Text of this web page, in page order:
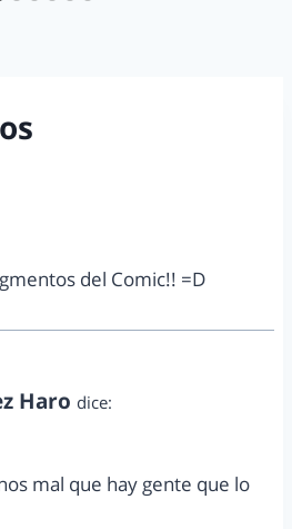
del Comic!! =D
Haro dice:
mal que hay gente que lo